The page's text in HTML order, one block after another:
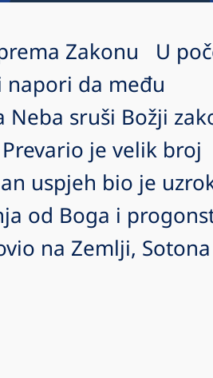
Zakonu U
napori da među
sruši Božji
je velik broj
uspjeh bio je
od Boga i
na Zemlji,